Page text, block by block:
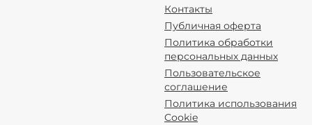
Контакты
Публичная оферта
Политика обработки
персональных данных
Пользовательское
соглашение
Политика использования
Cookie